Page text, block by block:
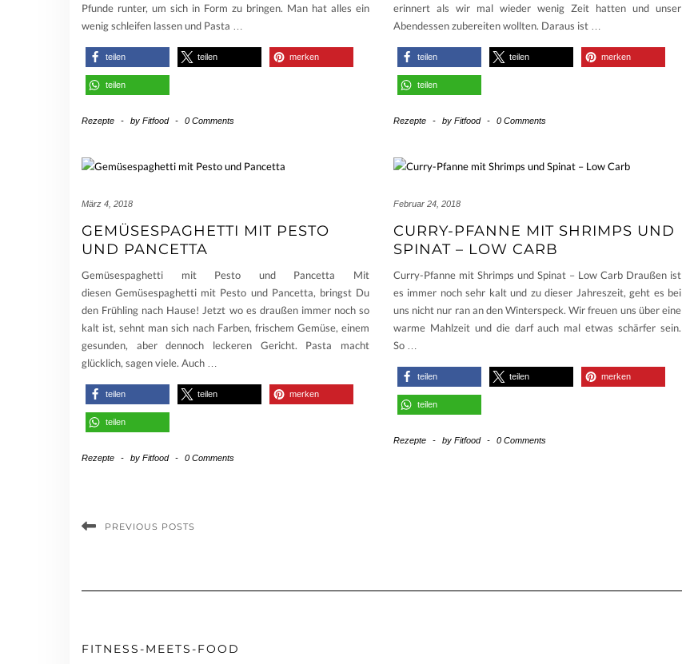
Pfunde runter, um sich in Form zu bringen. Man hat alles ein
wenig schleifen lassen und Pasta
teilen teilen merken
teilen
Rezepte - by Fitfood - 0 Comments
erinnert als wir mal wieder wenig Zeit hatten und unser
Abendessen zubereiten wollten. Daraus ist
teilen teilen merken
teilen
Rezepte - by Fitfood - 0 Comments
März 4, 2018
GEMÜSESPAGHETTI MIT PESTO
UND PANCETTA
Gemüsespaghetti mit Pesto und Pancetta Mit
diesen Gemüsespaghetti mit Pesto und Pancetta, bringst Du
den Frühling nach Hause! Jetzt wo es draußen immer noch so
kalt ist, sehnt man sich nach Farben, frischem Gemüse, einem
gesunden, aber dennoch leckeren Gericht. Pasta macht
glücklich, sagen viele. Auch
teilen teilen merken
teilen
Rezepte - by Fitfood - 0 Comments
Februar 24, 2018
CURRY-PFANNE MIT SHRIMPS UND
SPINAT – LOW CARB
Curry-Pfanne mit Shrimps und Spinat – Low Carb Draußen ist
es immer noch sehr kalt und zu dieser Jahreszeit, geht es bei
uns nicht nur ran an den Winterspeck. Wir freuen uns über eine
warme Mahlzeit und die darf auch mal etwas schärfer sein.
So
teilen teilen merken
teilen
Rezepte - by Fitfood - 0 Comments
PREVIOUS POSTS
FITNESS-MEETS-FOOD